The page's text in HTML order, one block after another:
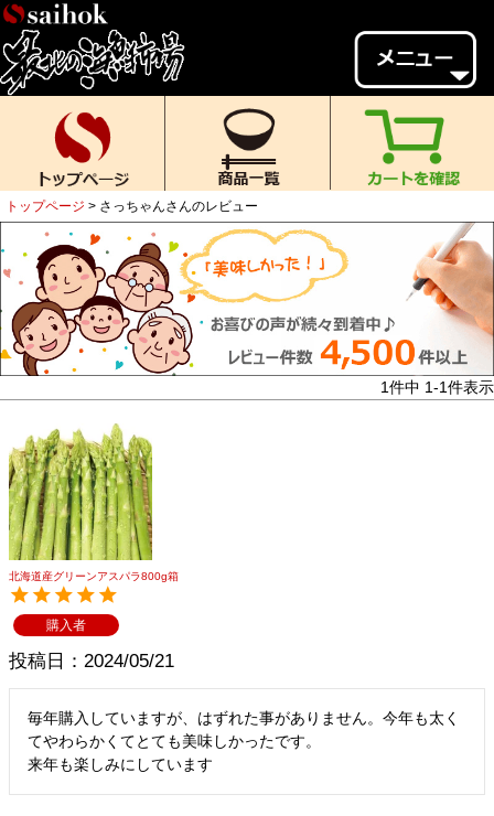
会員様メニュー
ゲスト
様、
いらっしゃいませ。
ご来店ありがとうございます。
新規会員登録
MYページ MYクーポン
ポイント履歴 お気に入り
レビュー投稿 閲覧履歴
当店について
初めての方へ
返品について
メルマガ登録
特定商取引法表示
トップページ さっちゃんさんのレビュー
1件中 1-1件表示
北海道産グリーンアスパラ800g箱
購入者
投稿日 2024/05/21
毎年購入していますが、はずれた事がありません。今年も太く
てやわらかくてとても美味しかったです。
来年も楽しみにしています